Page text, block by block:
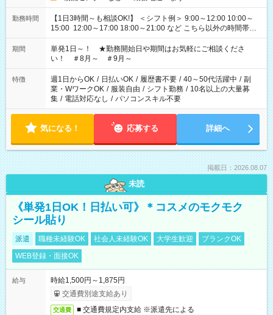
勤務時間
【1日3時間～も相談OK!】 ＜シフト例＞ 9:00～12:00 10:00～
15:00 12:00～17:00 18:00～21:00 など こちら以外の時間帯も
お気軽にご相談ください！
期間
単発1日～！ ★勤務開始日や期間はお気軽にご相談くださ
い！ ＃8月～ ＃9月～
特徴 週1日からOK / 日払いOK / 履歴書不要 / 40～50代活躍中 / 副
業・WワークOK / 服装自由 / シフト勤務 / 10名以上の大量募
集 / 電話対応なし / パソコンスキル不要
気になる！ 応募する 詳細へ
掲載日：2026.08.07
未読
《単発1日OK！日払い可》＊コスメのモクモク
シール貼り
派遣 職種未経験OK 社会人未経験OK 大学生歓迎
ブランクOK
WEB登録・面接OK
給与
時給1,500円～1,875円
交通費別途支給あり
交通費 ■ 交通費規定内支給 ※派遣先による